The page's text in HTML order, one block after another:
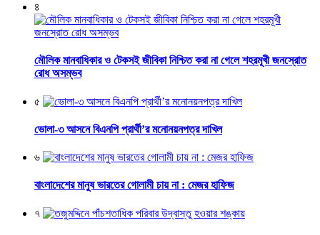
৪
মৌলিক মানবাধিকার ও টেকসই জীবিকা নিশ্চিত করা না গেলে শহরমূখী জনস্রোত
রোধ অসম্ভব
৫
ভোলা-৩ আসনে বিএনপি প্রার্থী’র মনোনয়নপত্র দাখিল
৬
বাংলাদেশের মানুষ ভারতের গোলামী চায় না : মেজর হাফিজ
৭